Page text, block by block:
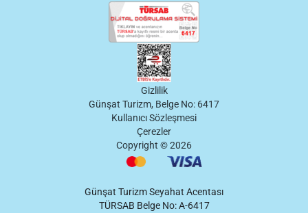
Gizlilik
Günşat Turizm, Belge No: 6417
Kullanıcı Sözleşmesi
Çerezler
Copyright ©2026
Günşat Turizm Seyahat Acentası
TÜRSAB Belge No: A-6417